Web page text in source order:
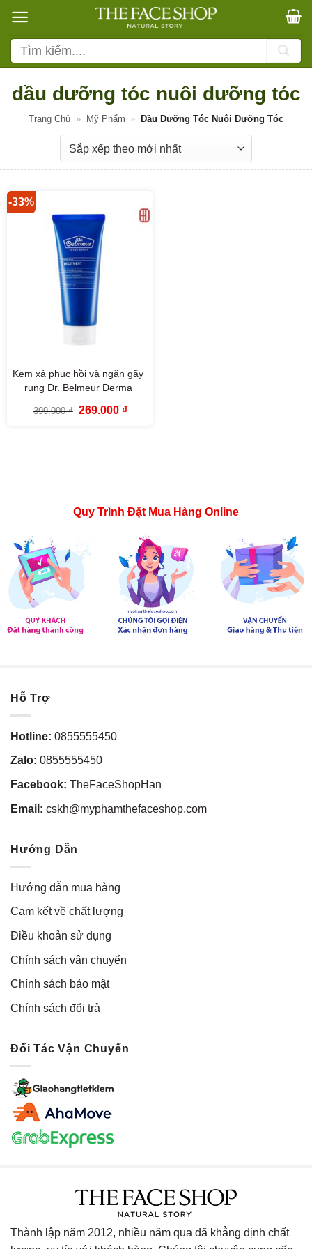
qua
nội
dung
Tìm
kiếm:
dầu dưỡng tóc nuôi dưỡng tóc
Trang Chủ » Mỹ Phẩm » Dầu Dưỡng Tóc Nuôi Dưỡng Tóc
-33%
Kem xả phục hồi và ngăn gãy
rụng Dr. Belmeur Derma
Shop (200ml)
399.000₫ Giá
269.000 ₫Giá
Quy Trình Đặt Mua Hàng Online
Hỗ Trợ
Hotline: 0855555450
Zalo: 0855555450
Facebook: TheFaceShopHan
Email: cskh@myphamthefaceshop.com
Hướng Dẫn
Hướng dẫn mua hàng
Cam kết về chất lượng
Điều khoản sử dụng
Chính sách vận chuyển
Chính sách bảo mật
Chính sách đổi trả
Đối Tác Vận Chuyển
Thành lập năm 2012, nhiều năm qua đã khẳng định chất